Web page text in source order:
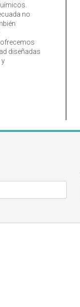
no
diseñadas
y